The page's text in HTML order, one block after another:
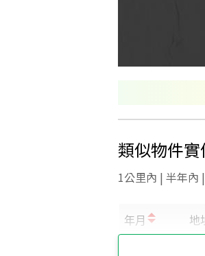
類似物件
1公里內 | 半年內